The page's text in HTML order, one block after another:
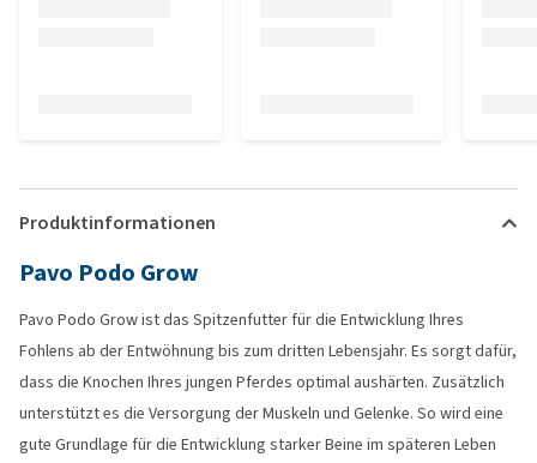
Produktinformationen
Pavo Podo Grow
Pavo Podo Grow ist das Spitzenfutter für die Entwicklung Ihres
Fohlens ab der Entwöhnung bis zum dritten Lebensjahr. Es sorgt dafür,
dass die Knochen Ihres jungen Pferdes optimal aushärten. Zusätzlich
unterstützt es die Versorgung der Muskeln und Gelenke. So wird eine
gute Grundlage für die Entwicklung starker Beine im späteren Leben